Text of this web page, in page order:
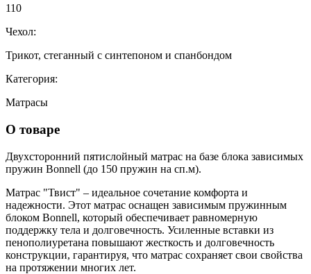
110
Чехол:
Трикот, стеганный с синтепоном и спанбондом
Категория:
Матрасы
О товаре
Двухсторонний пятислойный матрас на базе блока зависимых
пружин Bonnell (до 150 пружин на сп.м).
Матрас "Твист" – идеальное сочетание комфорта и
надежности. Этот матрас оснащен зависимым пружинным
блоком Bonnell, который обеспечивает равномерную
поддержку тела и долговечность. Усиленные вставки из
пенополиуретана повышают жесткость и долговечность
конструкции, гарантируя, что матрас сохраняет свои свойства
на протяжении многих лет.